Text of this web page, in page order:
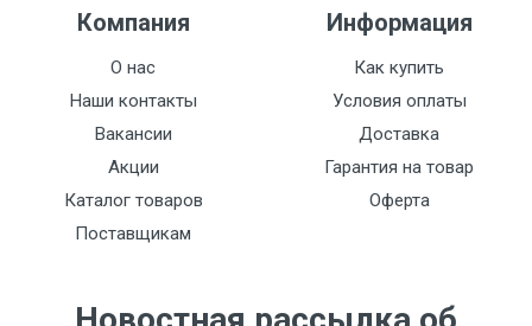
Компания
О нас
Наши контакты
Вакансии
Акции
Каталог товаров
Поставщикам
Информация
Как купить
Условия оплаты
Доставка
Гарантия на товар
Оферта